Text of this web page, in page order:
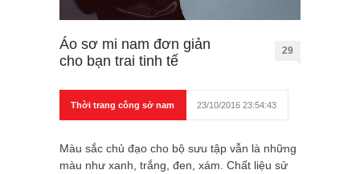
Áo sơ mi nam đơn giản
cho bạn trai tinh tế
29
Thời trang công sở nam 23/10/2016 23:54:43
Màu sắc chủ đạo cho bộ sưu tập vẫn là những
màu như xanh, trắng, đen, xám. Chất liệu sử